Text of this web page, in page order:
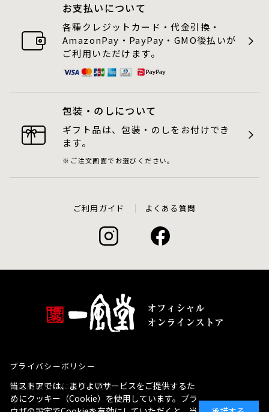
お支払いについて
各種クレジットカード・代金引換・
AmazonPay・PayPay・GMO後払いが
ご利用いただけます。
包装・のしについて
ギフト品は、包装・のしをお付けでき
ます。
ご注文画面でお選びください。
ご利用ガイド よくある質問
プライバシーポリシー
特定商取引法に基づく表示
当ストアでは、よりよいサービスをご提供するた
めにクッキー（Cookie）を使用しています。ブラ